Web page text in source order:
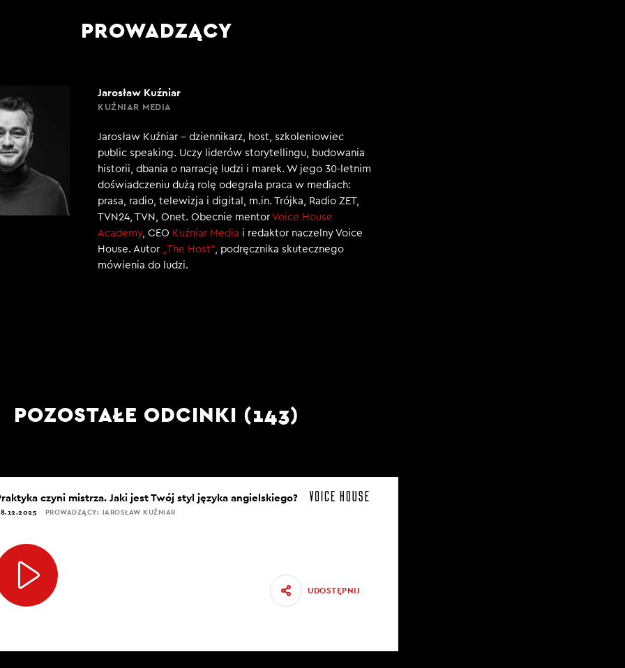
PROWADZĄCY
Jarosław Kuźniar
KUŹNIAR MEDIA
Jarosław Kuźniar – dziennikarz, host, szkoleniowiec
public speaking. Uczy liderów storytellingu, budowania
historii, dbania o narrację ludzi i marek. W jego 30-letnim
doświadczeniu dużą rolę odegrała praca w mediach:
prasa, radio, telewizja i digital, m.in. Trójka, Radio ZET,
TVN24, TVN, Onet. Obecnie mentorVoice House
Academy, CEO Kuźniar Media i redaktor naczelny Voice
House. Autor „The Host”, podręcznika skutecznego
mówienia do ludzi.
POZOSTAŁE ODCINKI (143)
czyni mistrza. Jaki jest Twój styl języka angielskiego?
PROWADZĄCY: JAROSŁAW KUŹNIAR
UDOSTĘPNIJ